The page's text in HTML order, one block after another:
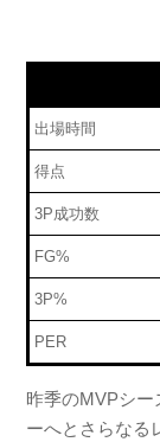
出場時間
得点
3P成功数
FG%
3P%
PER
昨季のMVPシー
ーへとさらなる